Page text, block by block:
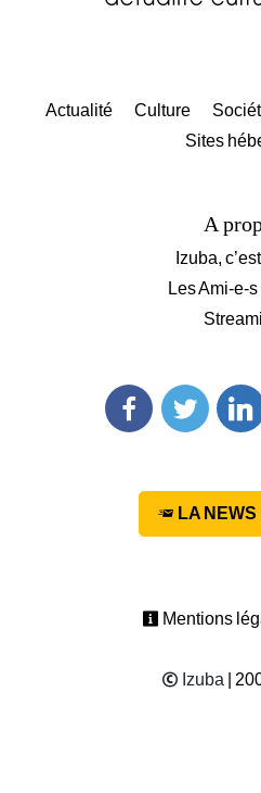
Actualité Culture
Sites
A
Izuba,
Les Ami-e-s
LA
Mentions
Izuba|